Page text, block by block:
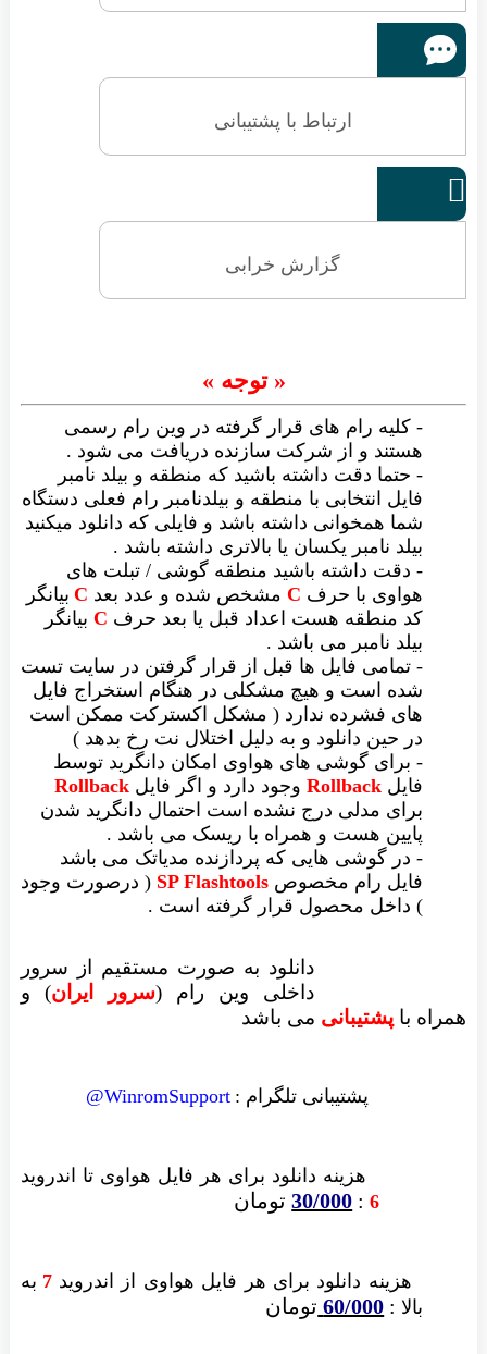
ارتباط با پشتیبانی
گزارش خرابی
« توجه »
رام های قرار گرفته در وین رام رسمی
و از شرکت سازنده دریافت می شود .
دقت داشته باشید که منطقه و بیلد نامبر
انتخابی با منطقه و بیلدنامبر رام فعلی دستگاه
همخوانی داشته باشد و فایلی که دانلود میکنید
نامبر یکسان یا بالاتری داشته باشد .
داشته باشید منطقه گوشی / تبلت های
با حرفC مشخص شده و عدد بعدC بیانگر
منطقه هست اعداد قبل یا بعد حرفCبیانگر
نامبر می باشد .
فایل ها قبل از قرار گرفتن در سایت تست
است و هیچ مشکلی در هنگام استخراج فایل
فشرده ندارد ( مشکل اکسترکت ممکن است
حین دانلود و به دلیل اختلال نت رخ بدهد )
گوشی های هواوی امکان دانگرید توسط
Rollback وجود دارد و اگر فایل Rollback
مدلی درج نشده است احتمال دانگرید شدن
هست و همراه با ریسک می باشد .
گوشی هایی که پردازنده مدیاتک می باشد
رام مخصوصSP Flashtools( درصورت وجود
محصول قرار گرفته است .
دانلود به صورت مستقیم از سرور
داخلی وین رام (سرور ایران)و
پشتیبانی می باشد
پشتیبانی تلگرام : WinromSupport@
هزینه دانلود برای هر فایل
هواوی تا اندروید
30/000 تومان
هزینه دانلود برایهر فایل هواوی از اندروید7 به
60/000 تومان